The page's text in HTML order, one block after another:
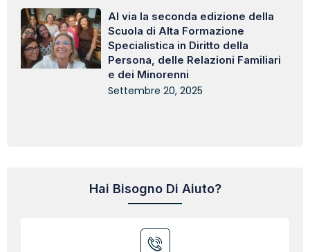
Al via la seconda edizione della
Scuola di Alta Formazione
Specialistica in Diritto della
Persona, delle Relazioni Familiari
e dei Minorenni
Settembre 20, 2025
Hai Bisogno Di Aiuto?